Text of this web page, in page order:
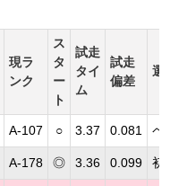
現ラ
ンク
ス
タ
ー
ト
試走
タイ
ム
試走
偏差
選
A-107 ○ 3.37 0.081 ペ
A-178 ◎ 3.36 0.099 初